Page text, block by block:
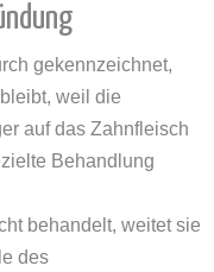
gekennzeichnet,
weil die
auf das Zahnfleisch
Behandlung
behandelt, weitet sie
des